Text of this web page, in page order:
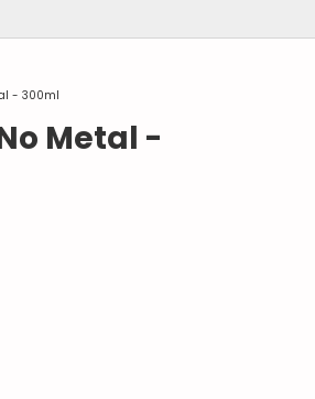
- 300ml
Metal -